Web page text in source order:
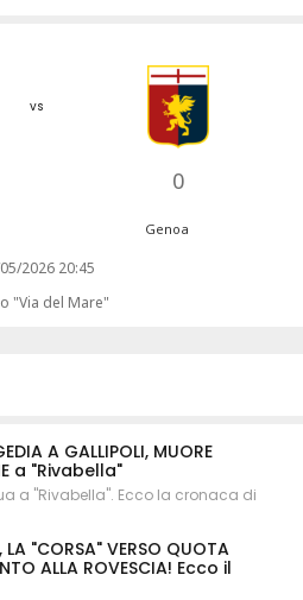
vs
0
Genoa
2026 20:45
"Via del Mare"
A GALLIPOLI, MUORE
a "Rivabella"
a "Rivabella". Ecco la cronaca di
LA "CORSA" VERSO QUOTA
ALLA ROVESCIA! Ecco il